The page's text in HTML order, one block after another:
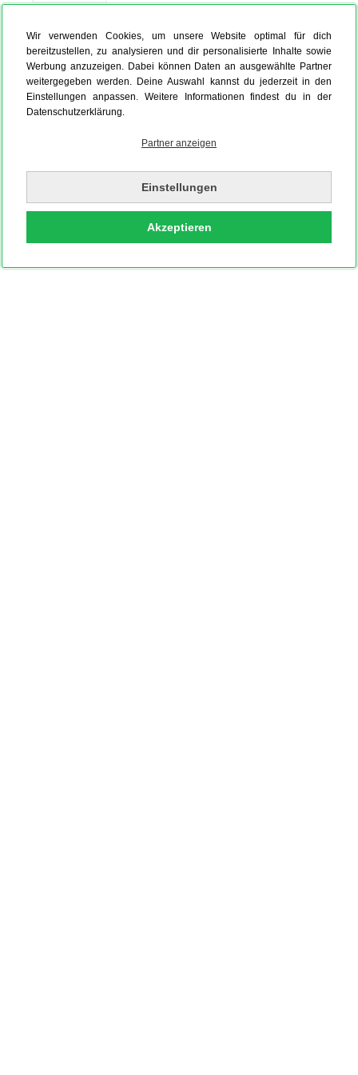
Wir verwenden Cookies, um unsere Website optimal für dich
bereitzustellen, zu analysieren und dir personalisierte Inhalte sowie
Werbung anzuzeigen. Dabei können Daten an ausgewählte Partner
weitergegeben werden. Deine Auswahl kannst du jederzeit in den
Einstellungen anpassen. Weitere Informationen findest du in der
Datenschutzerklärung.
Partner anzeigen
Einstellungen
Akzeptieren
Hardcover Fotobuch Fotokalender